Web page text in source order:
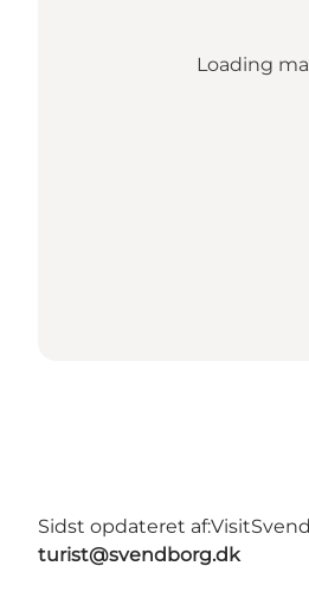
Loading
Sidst opdateret af:
turist@svendborg.dk